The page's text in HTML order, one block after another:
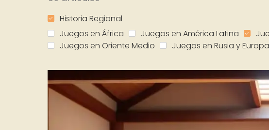
Historia Regional
Juegos en África
Juegos en América Latina
Juegos en Oriente Medio
Juegos en Rusia y